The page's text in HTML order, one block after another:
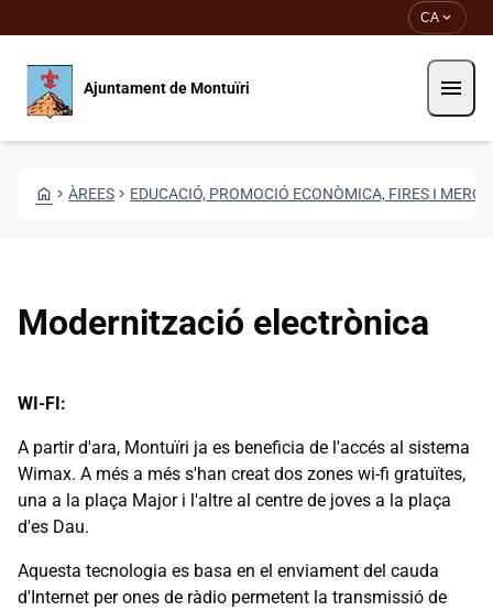
CA expand_more
Ajuntament de Montuïri menu
HOME CHEVRON_RIGHT ÀREES CHEVRON_RIGHT EDUCACIÓ, PROMOCIÓ ECONÒMICA, FIRES I
Modernització electrònica
WI-FI:
A partir d'ara, Montuïri ja es beneficia de l'accés al sistema
Wimax. A més a més s'han creat dos zones wi-fi gratuïtes,
una a la plaça Major i l'altre al centre de joves a la plaça
d'es Dau.
Aquesta tecnologia es basa en el enviament del cauda
d'Internet per ones de ràdio permetent la transmissió de